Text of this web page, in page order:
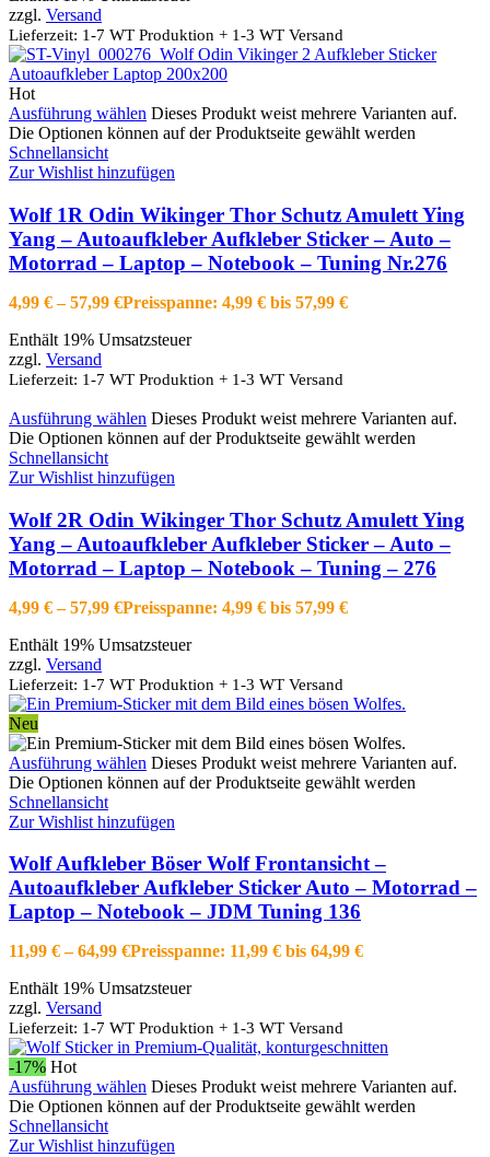
zzgl. Versand
Lieferzeit: 1-7 WT Produktion + 1-3 WT Versand
Hot
Ausführung wählen Dieses Produkt weist mehrere Varianten auf.
Die Optionen können auf der Produktseite gewählt werden
Schnellansicht
Zur Wishlist hinzufügen
Wolf 1R Odin Wikinger Thor Schutz Amulett Ying
Yang – Autoaufkleber Aufkleber Sticker – Auto –
Motorrad – Laptop – Notebook – Tuning Nr.276
4,99 € –57,99 €Preisspanne: 4,99 € bis 57,99 €
Enthält 19% Umsatzsteuer
zzgl. Versand
Lieferzeit: 1-7 WT Produktion + 1-3 WT Versand
Ausführung wählen Dieses Produkt weist mehrere Varianten auf.
Die Optionen können auf der Produktseite gewählt werden
Schnellansicht
Zur Wishlist hinzufügen
Wolf 2R Odin Wikinger Thor Schutz Amulett Ying
Yang – Autoaufkleber Aufkleber Sticker – Auto –
Motorrad – Laptop – Notebook – Tuning – 276
4,99 € –57,99 €Preisspanne: 4,99 € bis 57,99 €
Enthält 19% Umsatzsteuer
zzgl. Versand
Lieferzeit: 1-7 WT Produktion + 1-3 WT Versand
Neu
Ausführung wählen Dieses Produkt weist mehrere Varianten auf.
Die Optionen können auf der Produktseite gewählt werden
Schnellansicht
Zur Wishlist hinzufügen
Wolf Aufkleber Böser Wolf Frontansicht –
Autoaufkleber Aufkleber Sticker Auto – Motorrad –
Laptop – Notebook – JDM Tuning 136
11,99 € –64,99 €Preisspanne: 11,99 € bis 64,99 €
Enthält 19% Umsatzsteuer
zzgl. Versand
Lieferzeit: 1-7 WT Produktion + 1-3 WT Versand
-17% Hot
Ausführung wählen Dieses Produkt weist mehrere Varianten auf.
Die Optionen können auf der Produktseite gewählt werden
Schnellansicht
Zur Wishlist hinzufügen